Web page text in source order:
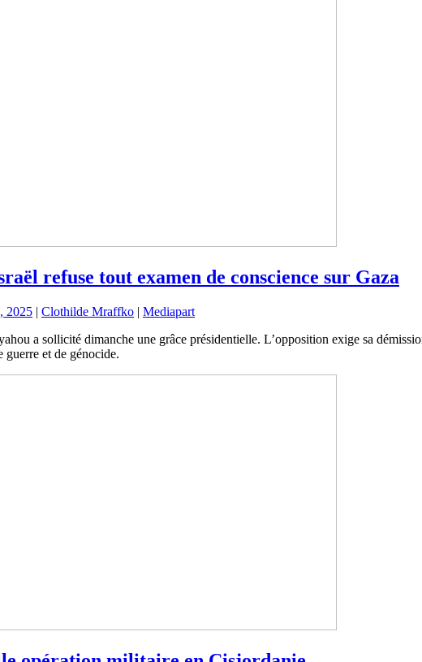
refuse tout examen de conscience sur Gaza
2025 | Clothilde Mraffko | Mediapart
a sollicité dimanche une grâce présidentielle. L’opposition exige sa
guerre et de génocide.